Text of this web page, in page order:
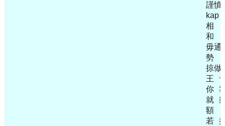
謹慎
kap
相
和
毋通
勢
掠做
王
你
就
額
若